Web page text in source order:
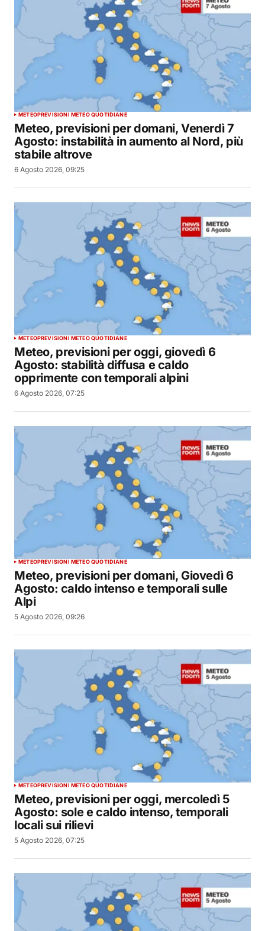
METEOPREVISIONI METEO QUOTIDIANE
Meteo, previsioni per domani, Venerdì 7
Agosto: instabilità in aumento al Nord, più
stabile altrove
6 Agosto 2026, 09:25
METEOPREVISIONI METEO QUOTIDIANE
Meteo, previsioni per oggi, giovedì 6
Agosto: stabilità diffusa e caldo
opprimente con temporali alpini
6 Agosto 2026, 07:25
METEOPREVISIONI METEO QUOTIDIANE
Meteo, previsioni per domani, Giovedì 6
Agosto: caldo intenso e temporali sulle
Alpi
5 Agosto 2026, 09:26
METEOPREVISIONI METEO QUOTIDIANE
Meteo, previsioni per oggi, mercoledì 5
Agosto: sole e caldo intenso, temporali
locali sui rilievi
5 Agosto 2026, 07:25